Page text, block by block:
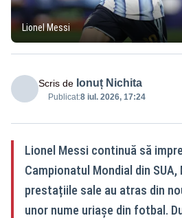
Lionel Messi
Scris de Ionuț Nichita
Publicat:8 iul. 2026, 17:24
Lionel Messi continuă să
Campionatul Mondial din SUA,
prestațiile sale au atras din
unor nume uriașe din fotbal.